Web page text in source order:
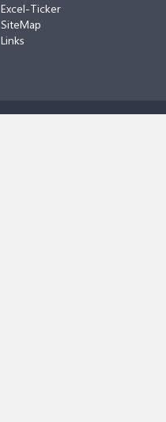
Excel-Ticker
SiteMap
Links